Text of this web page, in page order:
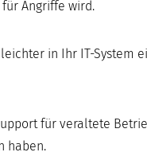
Angriffe wird.
in Ihr IT-System
für veraltete
haben.